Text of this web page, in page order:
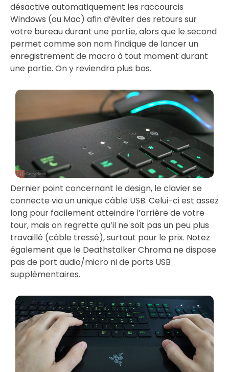
désactive automatiquement les raccourcis
Windows (ou Mac) afin d’éviter des retours sur
votre bureau durant une partie, alors que le second
permet comme son nom l’indique de lancer un
enregistrement de macro à tout moment durant
une partie. On y reviendra plus bas.
Dernier point concernant le design, le clavier se
connecte via un unique câble USB. Celui-ci est assez
long pour facilement atteindre l’arrière de votre
tour, mais on regrette qu’il ne soit pas un peu plus
travaillé (câble tressé), surtout pour le prix. Notez
également que le Deathstalker Chroma ne dispose
pas de port audio/micro ni de ports USB
supplémentaires.